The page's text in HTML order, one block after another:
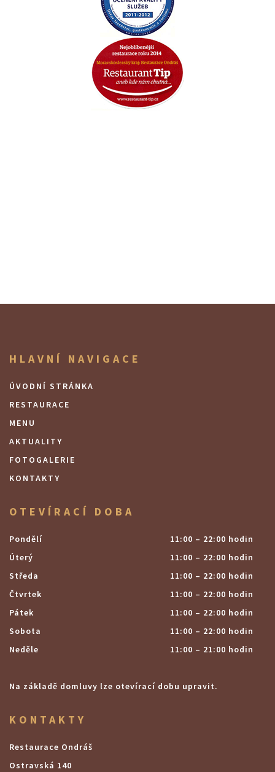
HLAVNÍ NAVIGACE
ÚVODNÍ STRÁNKA
RESTAURACE
MENU
AKTUALITY
FOTOGALERIE
KONTAKTY
OTEVÍRACÍ DOBA
Pondělí
11:00 – 22:00 hodin
Úterý
11:00 – 22:00 hodin
Středa
11:00 – 22:00 hodin
Čtvrtek
11:00 – 22:00 hodin
Pátek
11:00 – 22:00 hodin
Sobota
11:00 – 22:00 hodin
Neděle
11:00 – 21:00 hodin
Na základě domluvy lze otevírací dobu upravit.
KONTAKTY
Restaurace Ondráš
Ostravská 140